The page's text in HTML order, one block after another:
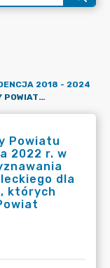
2018 - 2024
UCHWAŁA NR LI/334/2022 RADY POWIATU ZGORZELECKIEGO Z DNIA 18 LIPCA 2022 R. W SPRAWIE USTALENIA ZASAD PRZYZNAWANIA STYPENDIUM STAROSTY ZGORZELECKIEGO DLA UCZNIÓW I ABSOLWENTÓW SZKÓŁ, KTÓRYCH ORGANEM PROWADZĄCYM JEST POWIAT ZGORZELECKI.
Powiatu
2022 r. w
dla
których